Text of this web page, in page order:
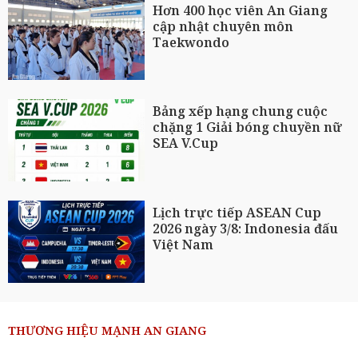
Hơn 400 học viên An Giang
cập nhật chuyên môn
Taekwondo
Bảng xếp hạng chung cuộc
chặng 1 Giải bóng chuyền nữ
SEA V.Cup
Lịch trực tiếp ASEAN Cup
2026 ngày 3/8: Indonesia đấu
Việt Nam
THƯƠNG HIỆU MẠNH AN GIANG